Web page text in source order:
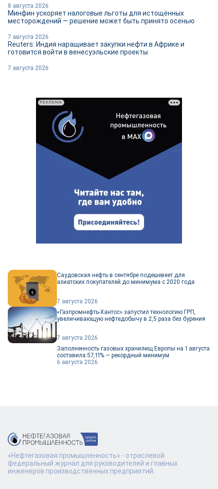
8 августа 2026
Минфин ускоряет налоговые льготы для истощённых
месторождений — решение может быть принято осенью
7 августа 2026
Reuters: Индия наращивает закупки нефти в Африке и
готовится войти в венесуэльские проекты
7 августа 2026
Саудовская нефть в сентябре подешевеет для
азиатских покупателей до минимума с 2020 года
7 августа 2026
«Газпромнефть-Хантос» запустил технологию ГРП,
увеличивающую нефтедобычу в 2,5 раза без бурения
7 августа 2026
Заполненность газовых хранилищ Европы на 1 августа
составила 57,11% — рекордный минимум
6 августа 2026
РЕКЛАМА
«Нефтегазовая промышленность» - отраслевой
федеральный журнал для руководителей и главных
инженеров производственных предприятий.